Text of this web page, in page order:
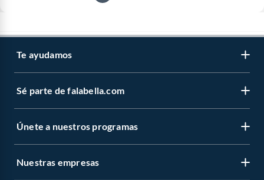
Te ayudamos
Sé parte de falabella.com
Únete a nuestros programas
Nuestras empresas